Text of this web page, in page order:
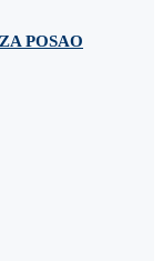
POSAO